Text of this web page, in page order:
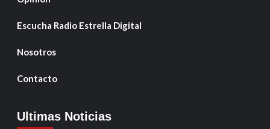
Escucha Radio Estrella Digital
Nosotros
Contacto
Ultimas Noticias